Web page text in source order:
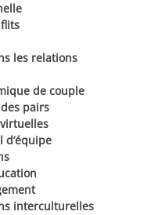
les relations
de couple
pairs
d’équipe
interculturelles